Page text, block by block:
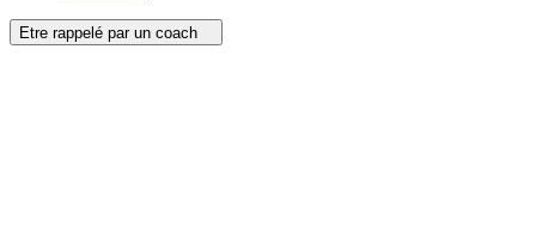
Etre rappelé par un coach